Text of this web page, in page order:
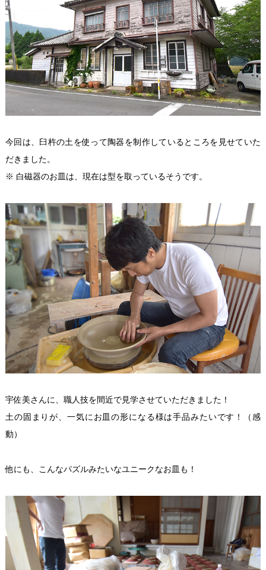
今回は、臼杵の土を使って陶器を制作しているところを見せていた
だきました。
※ 白磁器のお皿は、現在は型を取っているそうです。
宇佐美さんに、職人技を間近で見学させていただきました！
土の固まりが、一気にお皿の形になる様は手品みたいです！（感
動）
他にも、こんなパズルみたいなユニークなお皿も！